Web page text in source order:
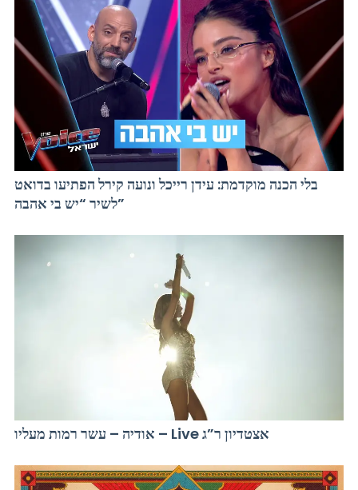
בלי הכנה מוקדמת: עידן רייכל ונועה קירל הפתיעו בדואט
לשיר “יש בי אהבה”
אודיה – עשר רמות מעליו – Live אצטדיון ר”ג